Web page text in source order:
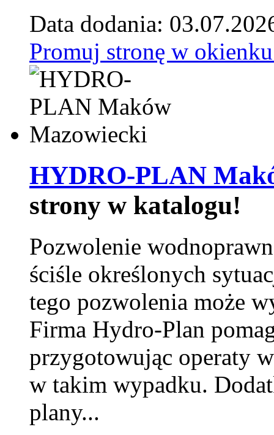
Data dodania:
Promuj stronę w
HYDRO-PLAN
strony w katalogu!
Pozwolenie
ściśle określonych
tego pozwolenia może
Firma Hydro-Plan
przygotowując operaty
w takim wypadku.
plany...